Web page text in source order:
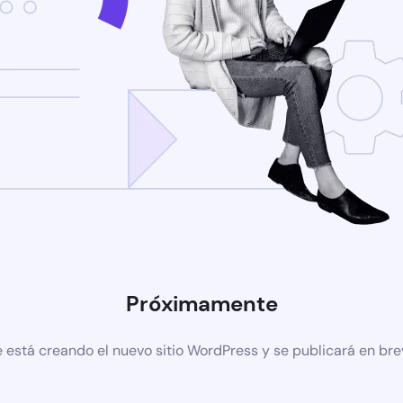
Próximamente
está creando el nuevo sitio WordPress y se publicará en